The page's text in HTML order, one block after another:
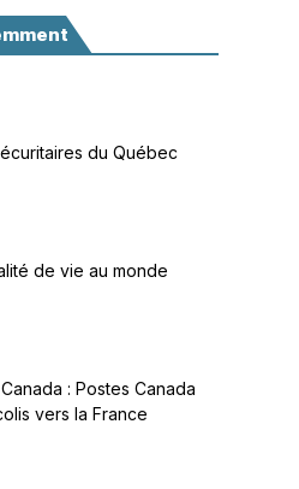
du Québec
de vie au monde
: Postes Canada
vers la France